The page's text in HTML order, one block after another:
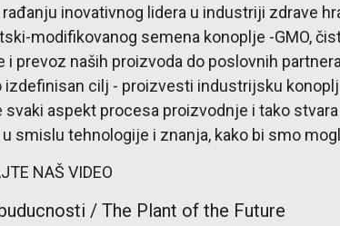
inovativnog lidera u industriji zdrave
modifikovanog semena konoplje -GMO,
i prevoz naših proizvoda do poslovnih
izdefinisan cilj - proizvesti industrijsku
svaki aspekt procesa proizvodnje i tako
smislu tehnologije i znanja, kako bi smo
NAŠ VIDEO
/ The Plant of the Future